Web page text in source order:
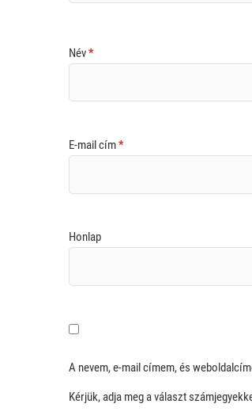
Név*
E-mail cím*
Honlap
A nevem, e-mail címem, és
Kérjük, adja meg a választ